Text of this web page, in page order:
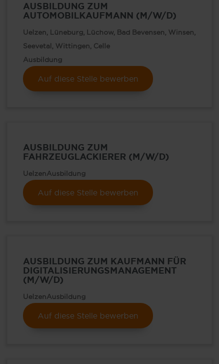
AUSBILDUNG ZUM
AUTOMOBILKAUFMANN (M/W/D)
Uelzen, Lüneburg, Lüchow, Bad Bevensen, Winsen,
Seevetal, Wittingen, Celle
Ausbildung
Auf diese Stelle bewerben
AUSBILDUNG ZUM
FAHRZEUGLACKIERER (M/W/D)
UelzenAusbildung
Auf diese Stelle bewerben
AUSBILDUNG ZUM KAUFMANN FÜR
DIGITALISIERUNGSMANAGEMENT
(M/W/D)
UelzenAusbildung
Auf diese Stelle bewerben